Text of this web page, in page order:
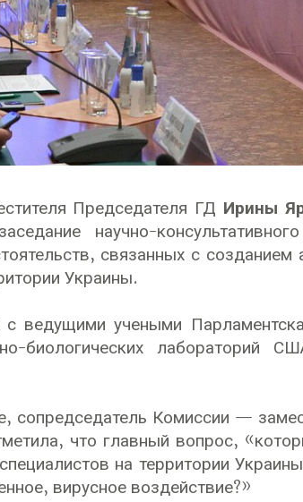
Председателя ГД Ирины
научно-
связанных с созданием
Украины.
ведущими учеными
биологических лабораторий
сопредседатель Комиссии —
что главный вопрос,
на территории
вирусное воздействие?»